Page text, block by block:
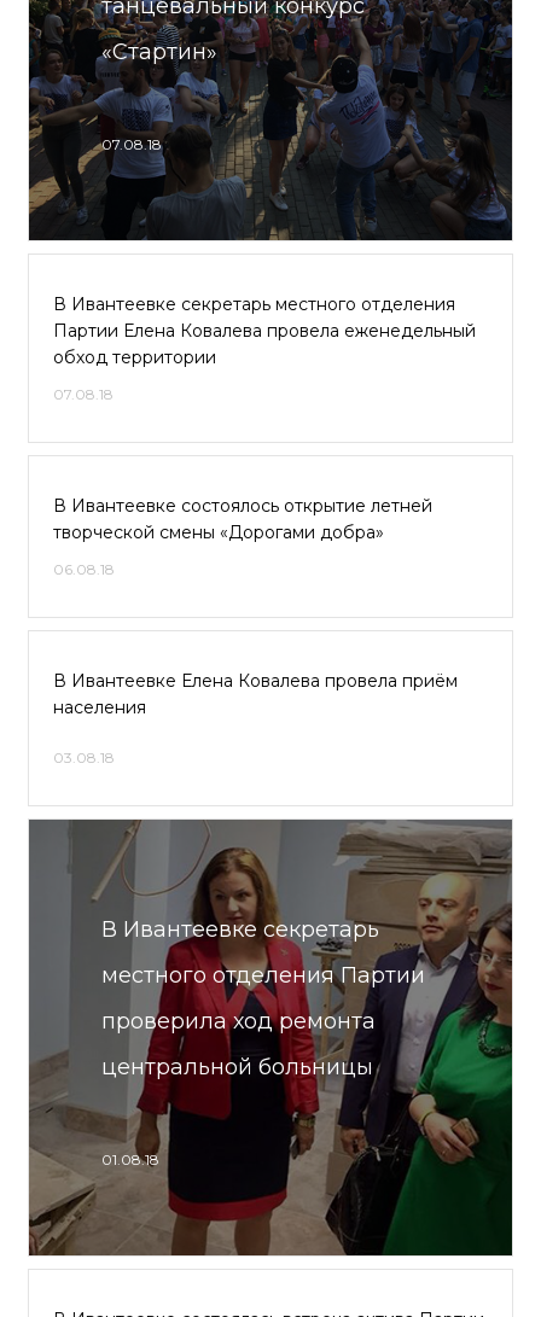
танцевальный конкурс
«Стартин»
07.08.18
В Ивантеевке секретарь местного отделения
Партии Елена Ковалева провела еженедельный
обход территории
07.08.18
В Ивантеевке состоялось открытие летней
творческой смены «Дорогами добра»
06.08.18
В Ивантеевке Елена Ковалева провела приём
населения
03.08.18
В Ивантеевке секретарь
местного отделения Партии
проверила ход ремонта
центральной больницы
01.08.18